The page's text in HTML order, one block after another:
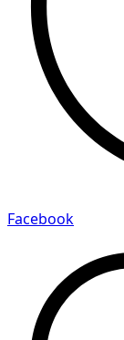
Facebook